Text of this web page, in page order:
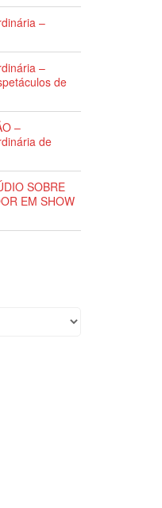
–
–
de
–
de
SOBRE
EM SHOW